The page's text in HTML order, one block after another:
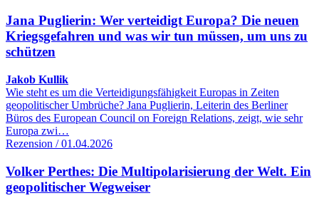
Jana Puglierin: Wer verteidigt Europa? Die neuen
Kriegsgefahren und was wir tun müssen, um uns zu
schützen
Jakob Kullik
Wie steht es um die Verteidigungsfähigkeit Europas in Zeiten
geopolitischer Umbrüche? Jana Puglierin, Leiterin des Berliner
Büros des European Council on Foreign Relations, zeigt, wie sehr
Europa zwi…
Rezension / 01.04.2026
Volker Perthes: Die Multipolarisierung der Welt. Ein
geopolitischer Wegweiser